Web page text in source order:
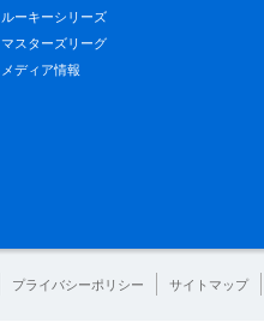
ルーキーシリーズ
マスターズリーグ
メディア情報
プライバシーポリシー サイトマップ